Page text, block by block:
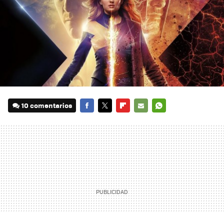
10 comentarios
MAIL